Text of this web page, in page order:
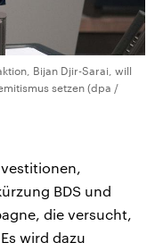
Bijan Djir-Sarai, will
setzen (dpa /
BDS und
die versucht,
wird dazu